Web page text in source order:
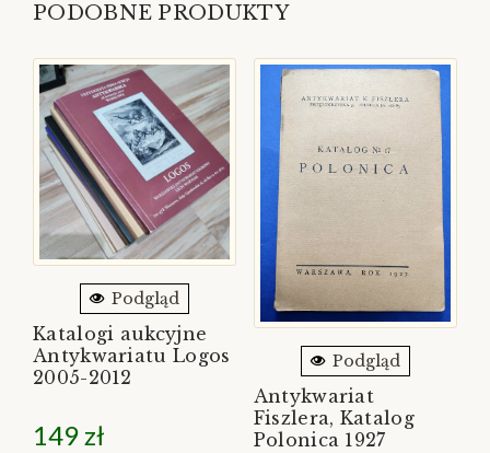
PODOBNE PRODUKTY
Podgląd
Katalogi aukcyjne
Antykwariatu Logos
2005-2012
149 zł
Podgląd
Antykwariat
Fiszlera, Katalog
Polonica 1927